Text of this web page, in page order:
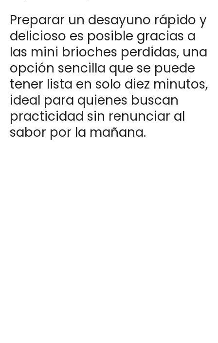
Preparar un desayuno rápido y
delicioso es posible gracias a
las mini brioches perdidas, una
opción sencilla que se puede
tener lista en solo diez minutos,
ideal para quienes buscan
practicidad sin renunciar al
sabor por la mañana.